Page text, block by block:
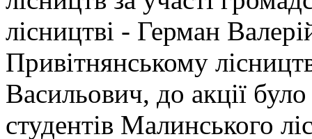
лісництві - Герман
Привітнянському
Васильович, до акції
студентів Малинського